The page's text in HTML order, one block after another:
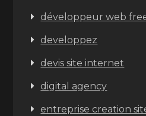
développeur web
developpez
devis site internet
digital agency
entreprise creation